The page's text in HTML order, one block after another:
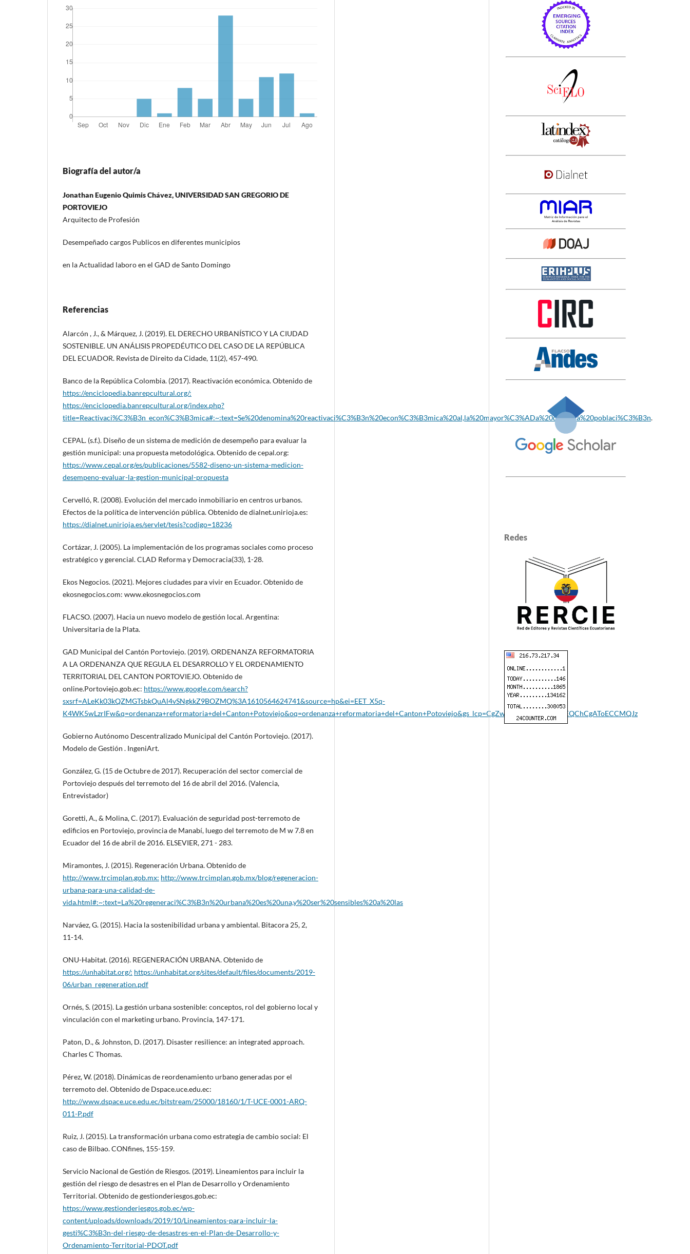
Biografía del autor/a
Jonathan Eugenio Quimis Chávez, UNIVERSIDAD SAN GREGORIO DE
PORTOVIEJO
Arquitecto de Profesión
Desempeñado cargos Publicos en diferentes municipios
en la Actualidad laboro en el GAD de Santo Domingo
Referencias
Alarcón , J., & Márquez, J. (2019). EL DERECHO URBANÍSTICO Y LA CIUDAD
SOSTENIBLE. UN ANÁLISIS PROPEDÉUTICO DEL CASO DE LA REPÚBLICA
DEL ECUADOR. Revista de Direito da Cidade, 11(2), 457-490.
Banco de la República Colombia. (2017). Reactivación económica. Obtenido de
https://enciclopedia.banrepcultural.org/:
https://enciclopedia.banrepcultural.org/index.php?
title=Reactivaci%C3%B3n_econ%C3%B3mica#:~:text=Se%20denomina%20reactivaci%C3%B3n%20econ%C3%B3mica%20al,la%20mayor%C3%ADa%20de%20la%20poblaci%C3%B3n.
CEPAL. (s.f.). Diseño de un sistema de medición de desempeño para evaluar la
gestión municipal: una propuesta metodológica. Obtenido de cepal.org:
https://www.cepal.org/es/publicaciones/5582-diseno-un-sistema-medicion-
desempeno-evaluar-la-gestion-municipal-propuesta
Cervelló, R. (2008). Evolución del mercado inmobiliario en centros urbanos.
Efectos de la política de intervención pública. Obtenido de dialnet.unirioja.es:
https://dialnet.unirioja.es/servlet/tesis?codigo=18236
Cortázar, J. (2005). La implementación de los programas sociales como proceso
estratégico y gerencial. CLAD Reforma y Democracia(33), 1-28.
Ekos Negocios. (2021). Mejores ciudades para vivir en Ecuador. Obtenido de
ekosnegocios.com: www.ekosnegocios.com
FLACSO. (2007). Hacia un nuevo modelo de gestión local. Argentina:
Universitaria de la Plata.
GAD Municipal del Cantón Portoviejo. (2019). ORDENANZA REFORMATORIA
A LA ORDENANZA QUE REGULA EL DESARROLLO Y EL ORDENAMIENTO
TERRITORIAL DEL CANTON PORTOVIEJO. Obtenido de
online.Portoviejo.gob.ec: https://www.google.com/search?
sxsrf=ALeKk03kQZMGTsbkQuAl4vSNgkkZ9BOZMQ%3A1610564624741&source=hp&ei=EET_X5q-
K4WK5wLzrIFw&q=ordenanza+reformatoria+del+Canton+Potoviejo&oq=ordenanza+reformatoria+del+Canton+Potoviejo&gs_lcp=CgZwc3ktYWIQAzIHCCEQChCgAToECCMQJz
Gobierno Autónomo Descentralizado Municipal del Cantón Portoviejo. (2017).
Modelo de Gestión . IngeniArt.
González, G. (15 de Octubre de 2017). Recuperación del sector comercial de
Portoviejo después del terremoto del 16 de abril del 2016. (Valencia,
Entrevistador)
Goretti, A., & Molina, C. (2017). Evaluación de seguridad post-terremoto de
edificios en Portoviejo, provincia de Manabí, luego del terremoto de M w 7.8 en
Ecuador del 16 de abril de 2016. ELSEVIER, 271 - 283.
Miramontes, J. (2015). Regeneración Urbana. Obtenido de
http://www.trcimplan.gob.mx: http://www.trcimplan.gob.mx/blog/regeneracion-
urbana-para-una-calidad-de-
vida.html#:~:text=La%20regeneraci%C3%B3n%20urbana%20es%20una,y%20ser%20sensibles%20a%20las
Narváez, G. (2015). Hacia la sostenibilidad urbana y ambiental. Bitacora 25, 2,
11-14.
ONU-Habitat. (2016). REGENERACIÓN URBANA. Obtenido de
https://unhabitat.org/: https://unhabitat.org/sites/default/files/documents/2019-
06/urban_regeneration.pdf
Ornés, S. (2015). La gestión urbana sostenible: conceptos, rol del gobierno local y
vinculación con el marketing urbano. Provincia, 147-171.
Paton, D., & Johnston, D. (2017). Disaster resilience: an integrated approach.
Charles C Thomas.
Pérez, W. (2018). Dinámicas de reordenamiento urbano generadas por el
terremoto del. Obtenido de Dspace.uce.edu.ec:
http://www.dspace.uce.edu.ec/bitstream/25000/18160/1/T-UCE-0001-ARQ-
011-P.pdf
Ruiz, J. (2015). La transformación urbana como estrategia de cambio social: El
caso de Bilbao. CONfines, 155-159.
Servicio Nacional de Gestión de Riesgos. (2019). Lineamientos para incluir la
gestión del riesgo de desastres en el Plan de Desarrollo y Ordenamiento
Territorial. Obtenido de gestionderiesgos.gob.ec:
https://www.gestionderiesgos.gob.ec/wp-
content/uploads/downloads/2019/10/Lineamientos-para-incluir-la-
gesti%C3%B3n-del-riesgo-de-desastres-en-el-Plan-de-Desarrollo-y-
Ordenamiento-Territorial-PDOT.pdf
Redes